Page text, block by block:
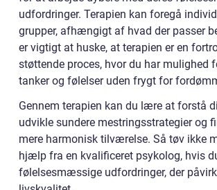
udfordringer. Terapien kan foregå
grupper, afhængigt af hvad der passer
er vigtigt at huske, at terapien er en
støttende proces, hvor du har mulighed
tanker og følelser uden frygt for
Gennem terapien kan du lære at forstå
udvikle sundere mestringsstrategier og
mere harmonisk tilværelse. Så tøv ikke
hjælp fra en kvalificeret psykolog, hvis
følelsesmæssige udfordringer, der